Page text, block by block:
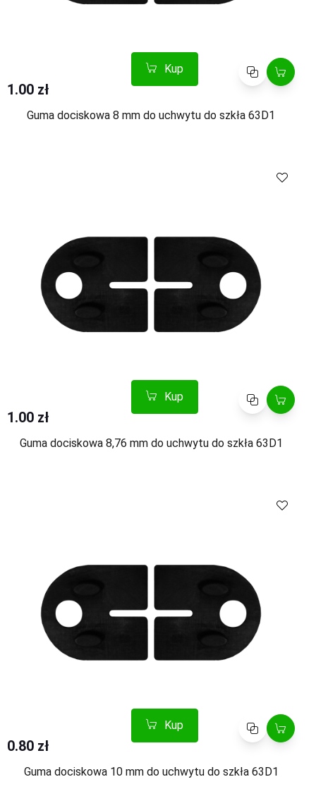
Kup Porównaj
1.00 zł
Guma dociskowa 8 mm do uchwytu do szkła 63D1
Kup Porównaj
1.00 zł
Guma dociskowa 8,76 mm do uchwytu do szkła 63D1
Kup Porównaj
0.80 zł
Guma dociskowa 10 mm do uchwytu do szkła 63D1